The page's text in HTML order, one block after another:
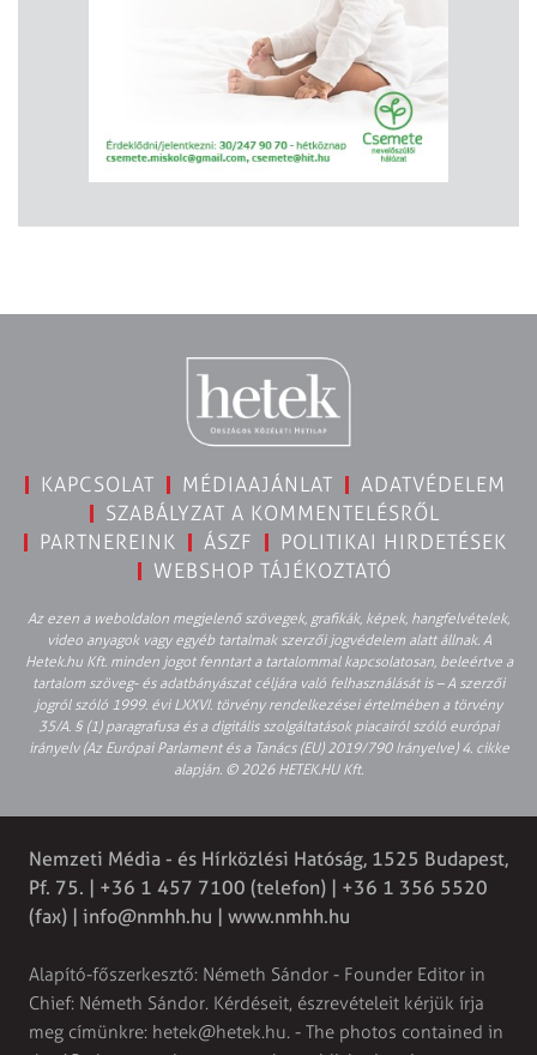
KAPCSOLAT MÉDIAAJÁNLAT
ADATVÉDELEM
SZABÁLYZAT A KOMMENTELÉSRŐL
PARTNEREINK
ÁSZF
POLITIKAI HIRDETÉSEK
WEBSHOP TÁJÉKOZTATÓ
Az ezen a weboldalon megjelenő szövegek, grafikák, képek, hangfelvételek,
video anyagok vagy egyéb tartalmak szerzői jogvédelem alatt állnak. A
Hetek.hu Kft. minden jogot fenntart a tartalommal kapcsolatosan, beleértve a
tartalom szöveg- és adatbányászat céljára való felhasználását is – A szerzői
jogról szóló 1999. évi LXXVI. törvény rendelkezései értelmében a törvény
35/A. § (1) paragrafusa és a digitális szolgáltatások piacairól szóló európai
irányelv (Az Európai Parlament és a Tanács (EU) 2019/790 Irányelve) 4. cikke
alapján. © 2026 HETEK.HU Kft.
Nemzeti Média - és Hírközlési Hatóság, 1525 Budapest,
Pf. 75. | +36 1 457 7100 (telefon) | +36 1 356 5520
(fax) | info@nmhh.hu | www.nmhh.hu
Alapító-főszerkesztő: Németh Sándor - Founder Editor in
Chief: Németh Sándor. Kérdéseit, észrevételeit kérjük írja
meg címünkre: hetek@hetek.hu. - The photos contained in